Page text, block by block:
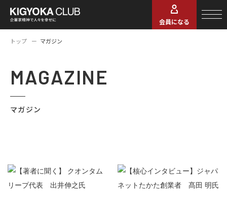
会員になる
トップ マガジン
MAGAZINE
マガジン